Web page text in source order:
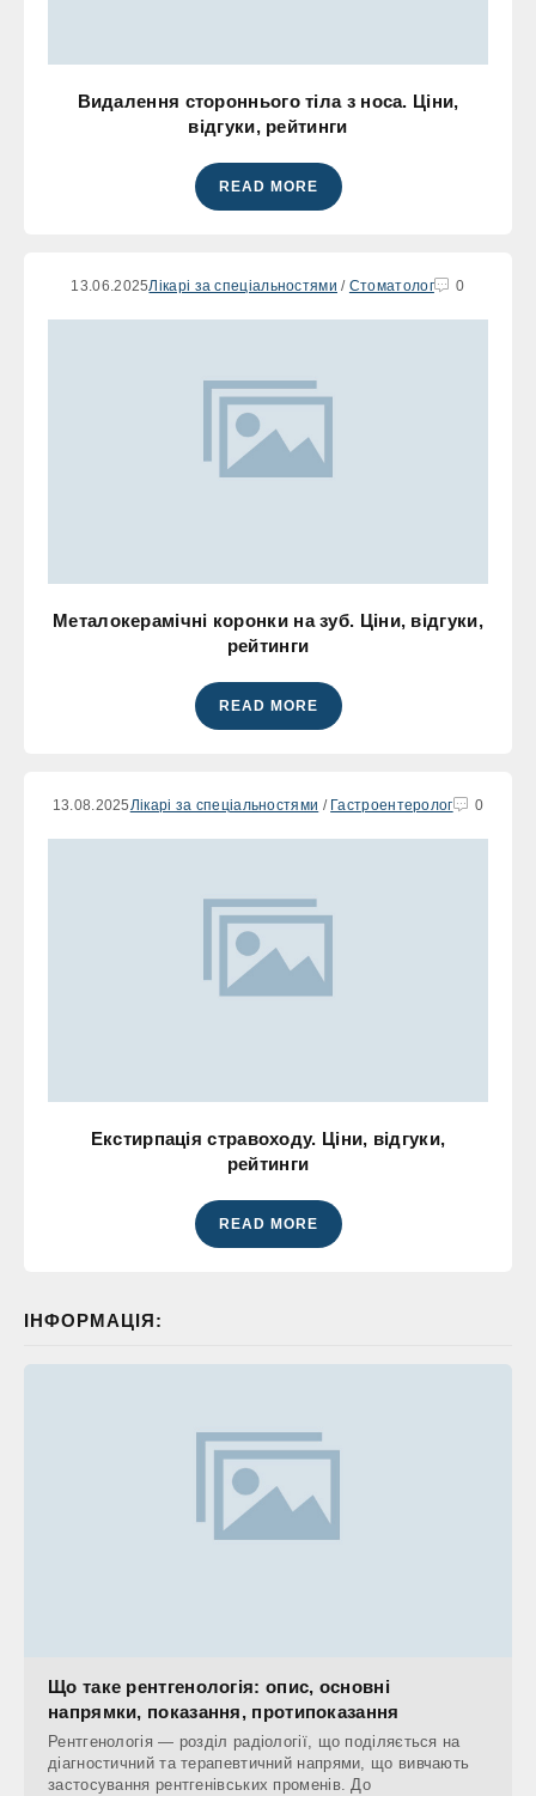
Видалення стороннього тіла з носа. Ціни,
відгуки, рейтинги
READ MORE
13.06.2025Лікарі за спеціальностями / Стоматолог 0
Металокерамічні коронки на зуб. Ціни, відгуки,
рейтинги
READ MORE
13.08.2025 Лікарі за спеціальностями / Гастроентеролог 0
Екстирпація стравоходу. Ціни, відгуки,
рейтинги
READ MORE
ІНФОРМАЦІЯ:
Що таке рентгенологія: опис, основні
напрямки, показання, протипоказання
Рентгенологія — розділ радіології, що поділяється на
діагностичний та терапевтичний напрями, що вивчають
застосування рентгенівських променів. До